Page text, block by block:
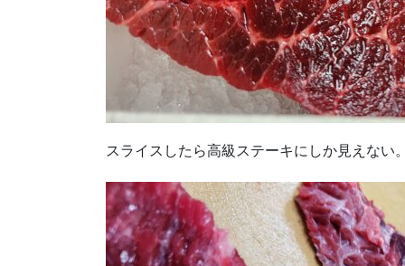
スライスしたら高級ステーキにしか見えない